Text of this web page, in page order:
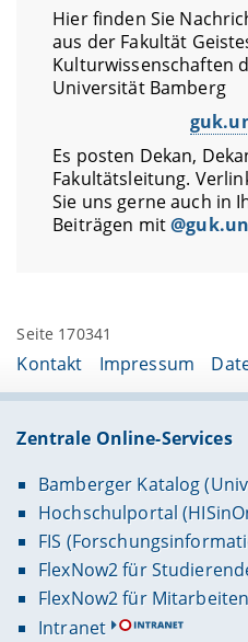
Hier finden Sie
aus der Fakultät
Kulturwissenschaften
Universität Bamberg
Es posten Dekan,
Fakultätsleitung.
Sie uns gerne auch in
Beiträgen mit
Seite 170341
Kontakt Impressum
Zentrale Online-Services
Bamberger Katalog
Hochschulportal
FIS
FlexNow2 für
FlexNow2 für
Intranet